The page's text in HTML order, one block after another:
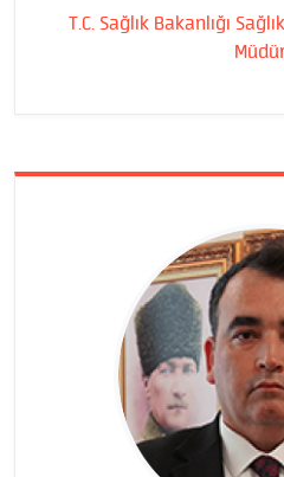
T.C. Sağlık Bakanlığı